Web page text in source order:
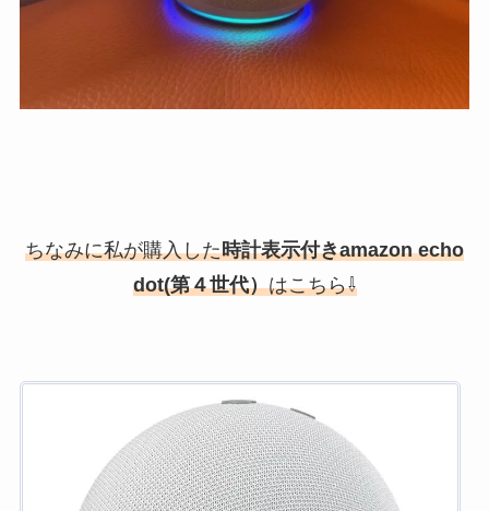
ちなみに私が購入した時計表示付きamazon echo
dot(第４世代）はこちら⇩